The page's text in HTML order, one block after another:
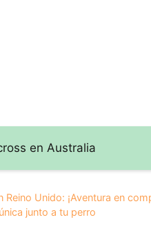
en Australia
Unido: ¡Aventura en
junto a tu perro